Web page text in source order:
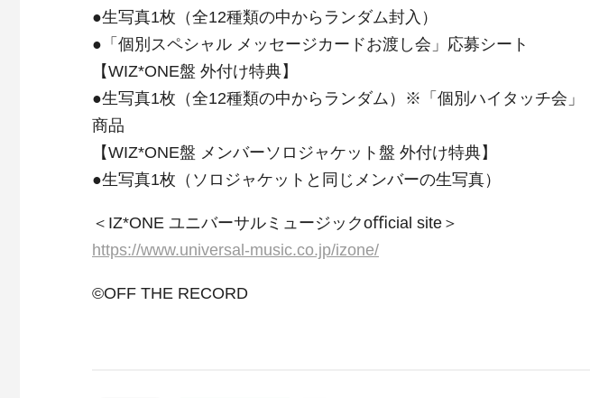
●生写真1枚（全12種類の中からランダム封入）
●「個別スペシャル メッセージカードお渡し会」応募シート
【WIZ*ONE盤 外付け特典】
●生写真1枚（全12種類の中からランダム）※「個別ハイタッチ会」
商品
【WIZ*ONE盤 メンバーソロジャケット盤 外付け特典】
●生写真1枚（ソロジャケットと同じメンバーの生写真）
＜IZ*ONE ユニバーサルミュージックoﬃcial site＞
https://www.universal-music.co.jp/izone/
©OFF THE RECORD